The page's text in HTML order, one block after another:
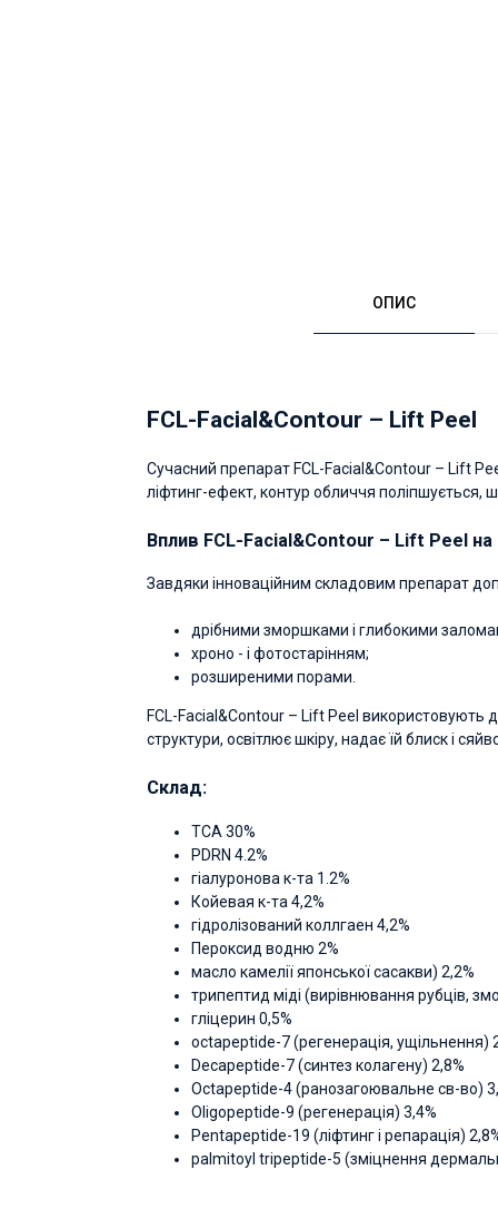
ОПИС
FCL-Facial&Contour – Lift Peel
Cучасний препарат FCL-Facial&Contour – Lift
ліфтинг-ефект, контур обличчя поліпшується,
Вплив FCL-Facial&Contour – Lift Peel на
Завдяки інноваційним складовим препарат
дрібними зморшками і глибокими
хроно - і фотостарінням;
розширеними порами.
FCL-Facial&Contour – Lift Peel використовують
структури, освітлює шкіру, надає їй блиск і
Склад:
ТСА 30%
PDRN 4.2%
гіалуронова к-та 1.2%
Койевая к-та 4,2%
гідролізований коллгаен 4,2%
Пероксид водню 2%
масло камелії японської сасакви) 2,2%
трипептид міді (вирівнювання рубців,
гліцерин 0,5%
octapeptide-7 (регенерація, ущільнення)
Decapeptide-7 (синтез колагену) 2,8%
Octapeptide-4 (ранозагоювальне св-во)
Oligopeptide-9 (регенерація) 3,4%
Pentapeptide-19 (ліфтинг і репарація)
palmitoyl tripeptide-5 (зміцнення